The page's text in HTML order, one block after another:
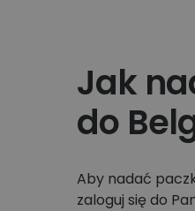
Jak
do
Aby nadać
zaloguj się do